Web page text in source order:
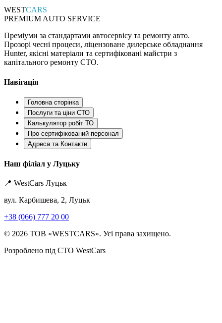
WESTCARS
PREMIUM AUTO SERVICE
Преміуми за стандартами автосервісу та ремонту авто.
Прозорі чесні процеси, ліцензоване дилерське обладнання
Hunter, якісні матеріали та сертифіковані майстри з
капітального ремонту СТО.
Навігація
Головна сторінка
Послуги та ціни СТО
Калькулятор робіт ТО
Про сертифікований персонал
Адреса та Контакти
Наш філіал у Луцьку
📍 WestCars Луцьк
вул. Карбишева, 2, Луцьк
+38 (066) 777 20 00
© 2026 ТОВ «WESTCARS». Усі права захищено.
Розроблено під СТО WestCars